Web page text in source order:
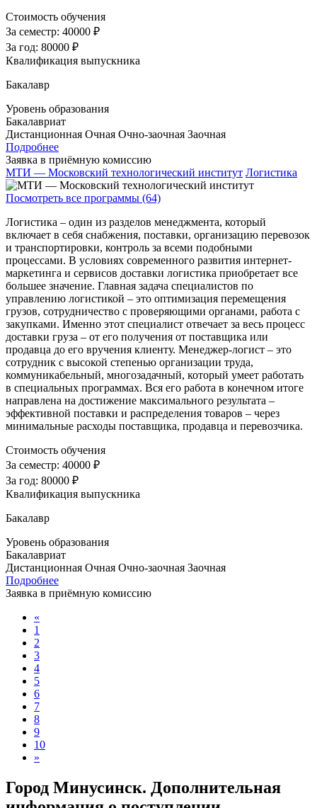
Стоимость обучения
За семестр: 40000 ₽
За год: 80000 ₽
Квалификация выпускника
Бакалавр
Уровень образования
Бакалавриат
Дистанционная Очная Очно-заочная Заочная
Подробнее
Заявка в приёмную комиссию
МТИ — Московский технологический институт Логистика
Посмотреть все программы (64)
Логистика – один из разделов менеджмента, который
включает в себя снабжения, поставки, организацию перевозок
и транспортировки, контроль за всеми подобными
процессами. В условиях современного развития интернет-
маркетинга и сервисов доставки логистика приобретает все
большее значение. Главная задача специалистов по
управлению логистикой – это оптимизация перемещения
грузов, сотрудничество с проверяющими органами, работа с
закупками. Именно этот специалист отвечает за весь процесс
доставки груза – от его получения от поставщика или
продавца до его вручения клиенту. Менеджер-логист – это
сотрудник с высокой степенью организации труда,
коммуникабельный, многозадачный, который умеет работать
в специальных программах. Вся его работа в конечном итоге
направлена на достижение максимального результата –
эффективной поставки и распределения товаров – через
минимальные расходы поставщика, продавца и перевозчика.
Стоимость обучения
За семестр: 40000 ₽
За год: 80000 ₽
Квалификация выпускника
Бакалавр
Уровень образования
Бакалавриат
Дистанционная Очная Очно-заочная Заочная
Подробнее
Заявка в приёмную комиссию
«
1
2
3
4
5
6
7
8
9
10
»
Город Минусинск. Дополнительная